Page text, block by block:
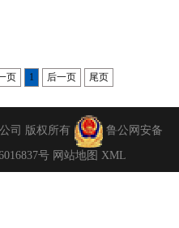
页 1 后一页 尾页
司 版权所有 鲁公网安备
号 网站地图 XML